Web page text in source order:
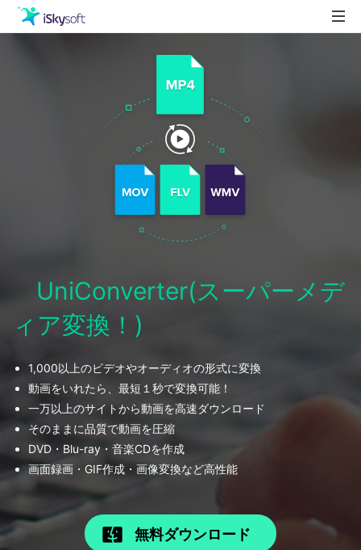
UniConverter(スーパーメデ
ィア変換！)
1,000以上のビデオやオーディオの形式に変換
動画をいれたら、最短１秒で変換可能！
一万以上のサイトから動画を高速ダウンロード
そのままに品質で動画を圧縮
DVD・Blu-ray・音楽CDを作成
画面録画・GIF作成・画像変換など高性能
無料ダウンロード